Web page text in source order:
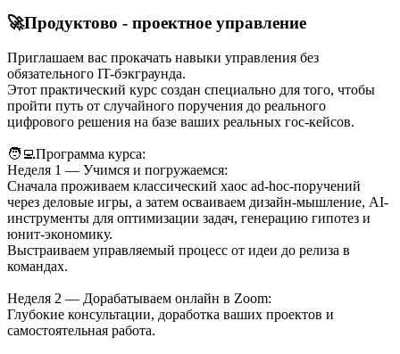
🚀Продуктово - проектное управление
Приглашаем вас прокачать навыки управления без
обязательного IT-бэкграунда.
Этот практический курс создан специально для того, чтобы
пройти путь от случайного поручения до реального
цифрового решения на базе ваших реальных гос-кейсов.
🧑‍💻Программа курса:
Неделя 1 — Учимся и погружаемся:
Сначала проживаем классический хаос ad-hoc-поручений
через деловые игры, а затем осваиваем дизайн-мышление, AI-
инструменты для оптимизации задач, генерацию гипотез и
юнит-экономику.
Выстраиваем управляемый процесс от идеи до релиза в
командах.
Неделя 2 — Дорабатываем онлайн в Zoom:
Глубокие консультации, доработка ваших проектов и
самостоятельная работа.